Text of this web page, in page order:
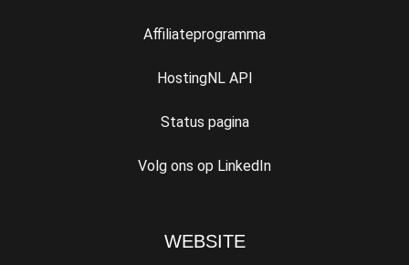
Affiliateprogramma
HostingNL API
Status pagina
Volg ons op LinkedIn
WEBSITE